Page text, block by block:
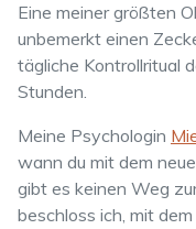
Eine meiner größten
unbemerkt einen
tägliche Kontrollritual
Stunden.
Meine Psychologin
wann du mit dem
gibt es keinen Weg
beschloss ich, mit